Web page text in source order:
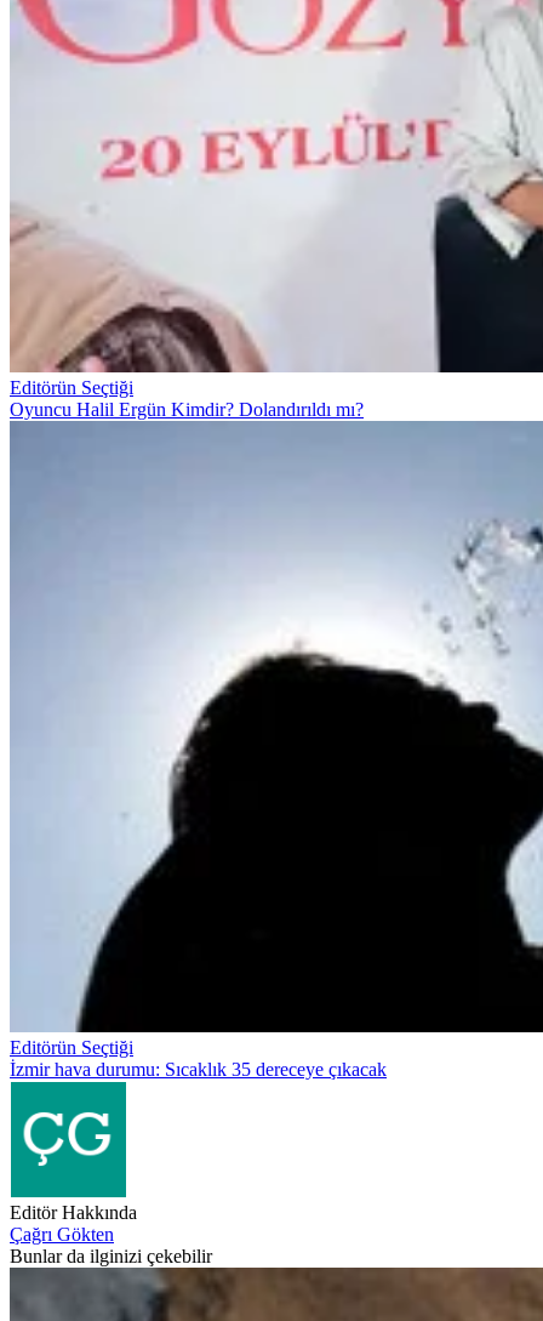
Editörün Seçtiği
Oyuncu Halil Ergün Kimdir? Dolandırıldı mı?
Editörün Seçtiği
İzmir hava durumu: Sıcaklık 35 dereceye çıkacak
Editör Hakkında
Çağrı Gökten
Bunlar da ilginizi çekebilir